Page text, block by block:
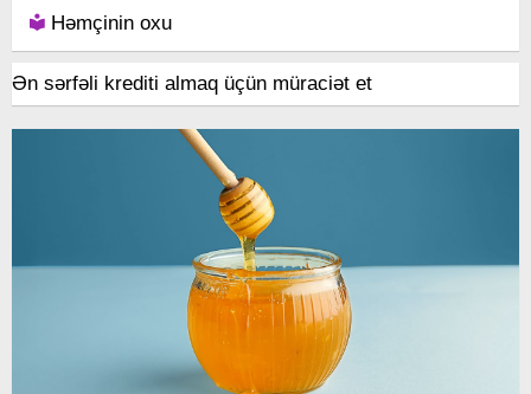
Həmçinin oxu
Ən sərfəli krediti almaq üçün müraciət et